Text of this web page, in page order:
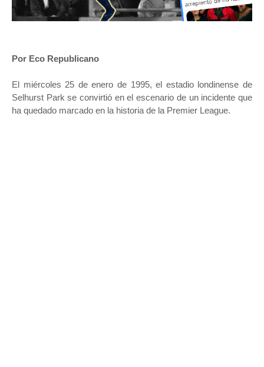
Por Eco Republicano
El miércoles 25 de enero de 1995, el estadio londinense de
Selhurst Park se convirtió en el escenario de un incidente que
ha quedado marcado en la historia de la Premier League.